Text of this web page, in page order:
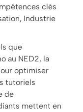
clés
Industrie
que
au NED2, la
optimiser
tutoriels
de
mettent en